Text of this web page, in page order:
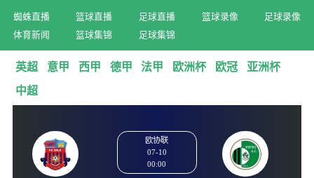
蜘蛛直播 篮球直播 足球直播 篮球录像
足球录像
体育新闻
篮球集锦 足球集锦
英超 意甲 西甲 德甲 法甲 欧洲杯 欧冠
亚洲杯
中超
欧协联